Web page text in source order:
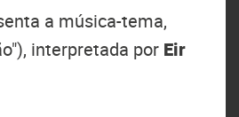
a música-tema,
interpretada por Eir